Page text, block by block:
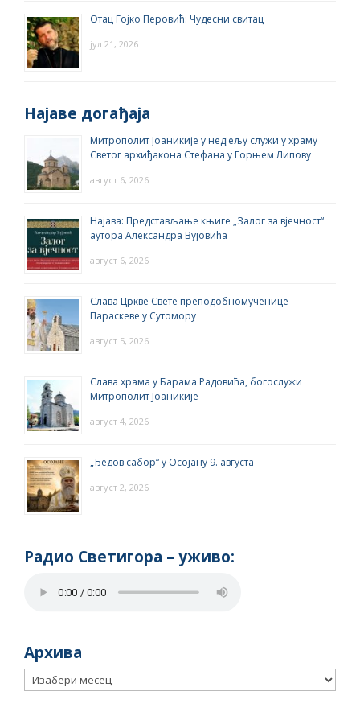
Отац Гојко Перовић: Чудесни свитац
јул 21, 2026
Најаве догађаја
Митрополит Јоаникије у недјељу служи у храму
Светог архиђакона Стефана у Горњем Липову
август 6, 2026
Најава: Представљање књиге „Залог за вјечност“
аутора Александра Вујовића
август 6, 2026
Слава Цркве Свете преподобномученице
Параскеве у Сутомору
август 5, 2026
Слава храма у Барама Радовића, богослужи
Митрополит Јоаникије
август 4, 2026
„Ђедов сабор“ у Осојану 9. августа
август 2, 2026
Радио Светигора – yживо:
Архива
Архива